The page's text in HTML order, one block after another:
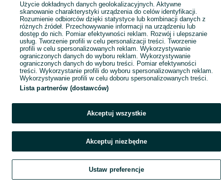
Szukaj Obserwujesz Dodaj Czat Konto
Użycie dokładnych danych geolokalizacyjnych. Aktywne
skanowanie charakterystyki urządzenia do celów identyfikacji.
Rozumienie odbiorców dzięki statystyce lub kombinacji danych z
różnych źródeł. Przechowywanie informacji na urządzeniu lub
dostęp do nich. Pomiar efektywności reklam. Rozwój i ulepszanie
usług. Tworzenie profili w celu personalizacji treści. Tworzenie
profili w celu spersonalizowanych reklam. Wykorzystywanie
ograniczonych danych do wyboru reklam. Wykorzystywanie
ograniczonych danych do wyboru treści. Pomiar efektywności
treści. Wykorzystanie profili do wyboru spersonalizowanych reklam.
Wykorzystywanie profili w celu doboru spersonalizowanych treści.
Lista partnerów (dostawców)
Akceptuj wszystkie
Akceptuj niezbędne
Ustaw preferencje